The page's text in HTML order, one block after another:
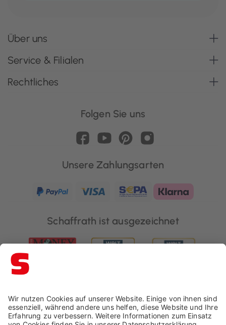
Über uns
Service & Filialen
Rechtliches
Folgen Sie uns
Unsere Zahlungsarten
Schaffrath ist ausgezeichnet